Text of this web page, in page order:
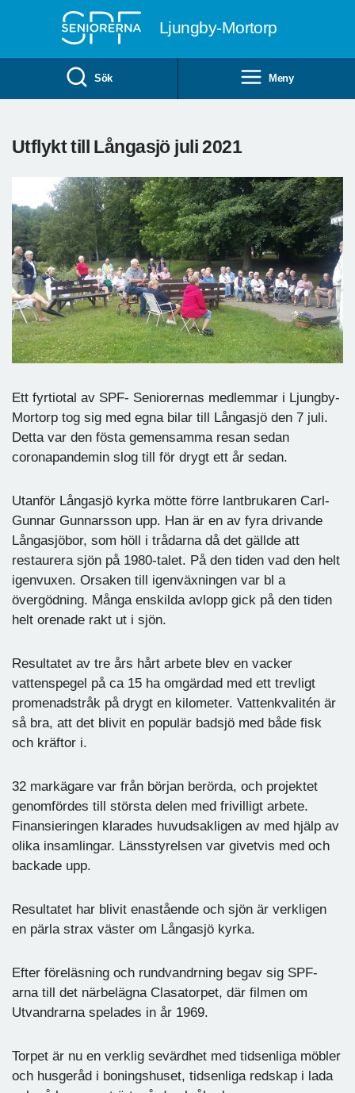
Ljungby-Mortorp
Sök Meny
Utflykt till Långasjö juli 2021
Ett fyrtiotal av SPF- Seniorernas medlemmar i Ljungby-
Mortorp tog sig med egna bilar till Långasjö den 7 juli.
Detta var den fösta gemensamma resan sedan
coronapandemin slog till för drygt ett år sedan.
Utanför Långasjö kyrka mötte förre lantbrukaren Carl-
Gunnar Gunnarsson upp. Han är en av fyra drivande
Långasjöbor, som höll i trådarna då det gällde att
restaurera sjön på 1980-talet. På den tiden vad den helt
igenvuxen. Orsaken till igenväxningen var bl a
övergödning. Många enskilda avlopp gick på den tiden
helt orenade rakt ut i sjön.
Resultatet av tre års hårt arbete blev en vacker
vattenspegel på ca 15 ha omgärdad med ett trevligt
promenadstråk på drygt en kilometer. Vattenkvalitén är
så bra, att det blivit en populär badsjö med både fisk
och kräftor i.
32 markägare var från början berörda, och projektet
genomfördes till största delen med frivilligt arbete.
Finansieringen klarades huvudsakligen av med hjälp av
olika insamlingar. Länsstyrelsen var givetvis med och
backade upp.
Resultatet har blivit enastående och sjön är verkligen
en pärla strax väster om Långasjö kyrka.
Efter föreläsning och rundvandrning begav sig SPF-
arna till det närbelägna Clasatorpet, där filmen om
Utvandrarna spelades in år 1969.
Torpet är nu en verklig sevärdhet med tidsenliga möbler
och husgeråd i boningshuset, tidsenliga redskap i lada